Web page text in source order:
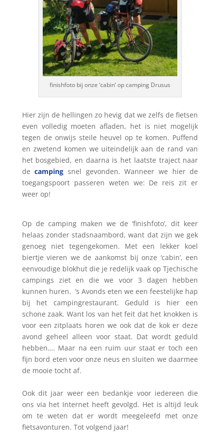
finishfoto bij onze ‘cabin’ op camping Drusus
Hier zijn de hellingen zo hevig dat we zelfs de fietsen
even volledig moeten afladen, het is niet mogelijk
tegen de onwijs steile heuvel op te komen. Puffend
en zwetend komen we uiteindelijk aan de rand van
het bosgebied, en daarna is het laatste traject naar
decamping snel gevonden. Wanneer we hier de
toegangspoort passeren weten we: De reis zit er
weer op!
Op de camping maken we de ‘finishfoto’, dit keer
helaas zonder stadsnaambord, want dat zijn we gek
genoeg niet tegengekomen. Met een lekker koel
biertje vieren we de aankomst bij onze ‘cabin’, een
eenvoudige blokhut die je redelijk vaak op Tjechische
campings ziet en die we voor 3 dagen hebben
kunnen huren. ’s Avonds eten we een feestelijke hap
bij het campingrestaurant. Geduld is hier een
schone zaak. Want los van het feit dat het knokken is
voor een zitplaats horen we ook dat de kok er deze
avond geheel alleen voor staat. Dat wordt geduld
hebben…. Maar na een ruim uur staat er toch een
fijn bord eten voor onze neus en sluiten we daarmee
de mooie tocht af.
Ook dit jaar weer een bedankje voor iedereen die
ons via het Internet heeft gevolgd. Het is altijd leuk
om te weten dat er wordt meegeleefd met onze
fietsavonturen. Tot volgend jaar!